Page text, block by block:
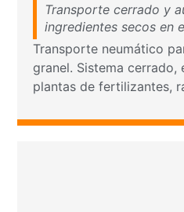
Transporte cerrado y
ingredientes secos en
Transporte neumático
granel. Sistema
plantas de fertilizantes,